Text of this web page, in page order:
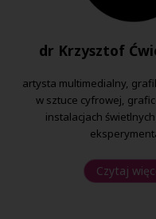
dr Krzysztof
artysta multimedialny,
w sztuce cyfrowej,
instalacjach
Czytaj